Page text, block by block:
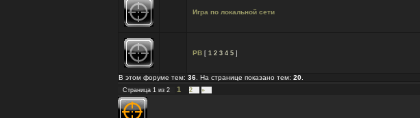
Игра по локальной сети
РВ [ 1 2 3 4 5 ]
В этом форуме тем: 36 . На странице показано тем: 20
Страница 1 из 2 1 2 »